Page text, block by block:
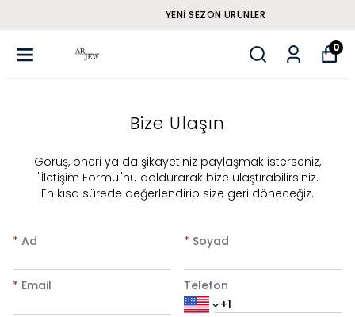
YENI SEZON ÜRÜNLER
0
Bize Ulaşın
​Görüş, öneri ya da şikayetiniz paylaşmak isterseniz,
"İletişim Formu"nu doldurarak bize ulaştırabilirsiniz.
En kısa sürede değerlendirip size geri döneceğiz.
* Ad * Soyad
* Email Telefon